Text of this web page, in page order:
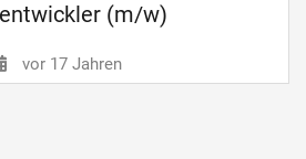
(m/w)
vor 17 Jahren